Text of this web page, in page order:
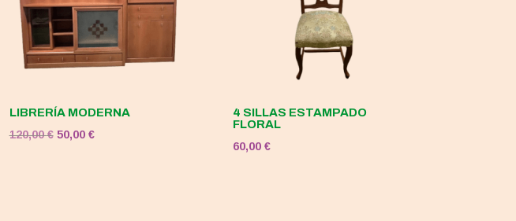
LIBRERÍA MODERNA
120,00€ El
50,00 €El
4 SILLAS ESTAMPADO
FLORAL
60,00€